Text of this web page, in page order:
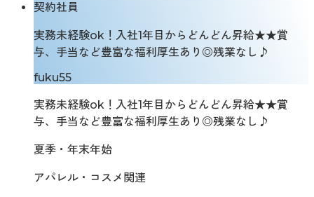
契約社員
実務未経験ok！入社1年目からどんどん昇給★★賞
与、手当など豊富な福利厚生あり◎残業なし♪
fuku55
実務未経験ok！入社1年目からどんどん昇給★★賞
与、手当など豊富な福利厚生あり◎残業なし♪
夏季・年末年始
アパレル・コスメ関連